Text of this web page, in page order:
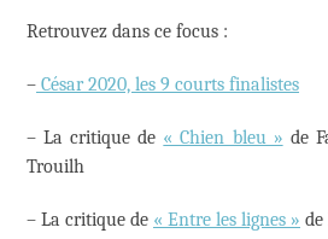
Retrouvez dans ce focus :
– César 2020, les 9 courts finalistes
– La critique de « Chien bleu » de
Trouilh
– La critique de « Entre les lignes »